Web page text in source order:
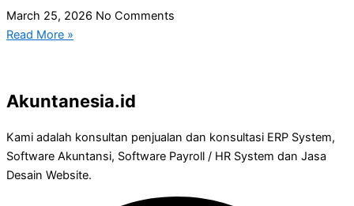
March 25, 2026 No Comments
Read More »
Akuntanesia.id
Kami adalah konsultan penjualan dan konsultasi ERP System,
Software Akuntansi, Software Payroll / HR System dan Jasa
Desain Website.